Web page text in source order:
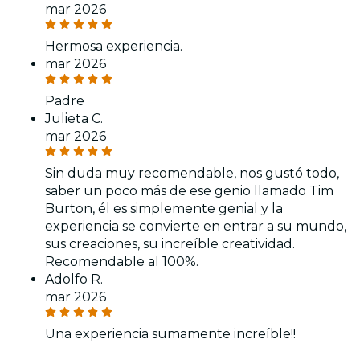
mar 2026
Hermosa experiencia.
mar 2026
Padre
Julieta C.
mar 2026
Sin duda muy recomendable, nos gustó todo,
saber un poco más de ese genio llamado Tim
Burton, él es simplemente genial y la
experiencia se convierte en entrar a su mundo,
sus creaciones, su increíble creatividad.
Recomendable al 100%.
Adolfo R.
mar 2026
Una experiencia sumamente increíble!!